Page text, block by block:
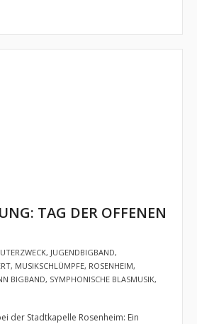
TAG DER OFFENEN
, JUGENDBIGBAND,
, MUSIKSCHLÜMPFE, ROSENHEIM,
BIGBAND, SYMPHONISCHE BLASMUSIK,
der Stadtkapelle Rosenheim: Ein